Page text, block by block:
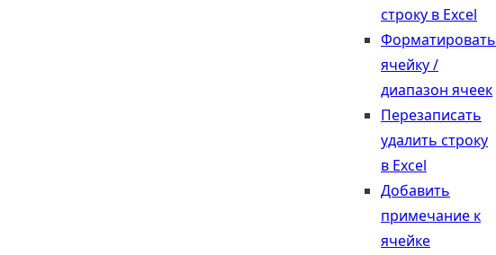
строку в Excel
Форматировать
ячейку /
диапазон ячеек
Перезаписать
удалить строку
в Excel
Добавить
примечание к
ячейке